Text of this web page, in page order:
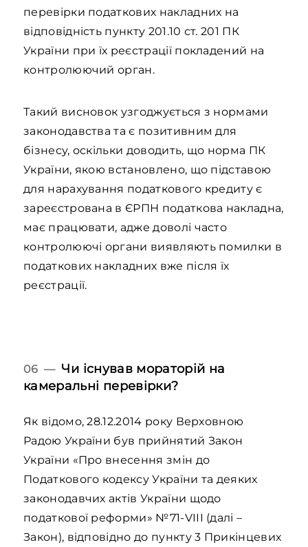
перевірки податкових накладних на
відповідність пункту 201.10 ст. 201 ПК
України при їх реєстрації покладений на
контролюючий орган.
Такий висновок узгоджується з нормами
законодавства та є позитивним для
бізнесу, оскільки доводить, що норма ПК
України, якою встановлено, що підставою
для нарахування податкового кредиту є
зареєстрована в ЄРПН податкова накладна,
має працювати, адже доволі часто
контролюючі органи виявляють помилки в
податкових накладних вже після їх
реєстрації.
06 — Чи існував мораторій на
камеральні перевірки?
Як відомо, 28.12.2014 року Верховною
Радою України був прийнятий Закон
України «Про внесення змін до
Податкового кодексу України та деяких
законодавчих актів України щодо
податкової реформи» №71-VIII (далі –
Закон), відповідно до пункту 3 Прикінцевих